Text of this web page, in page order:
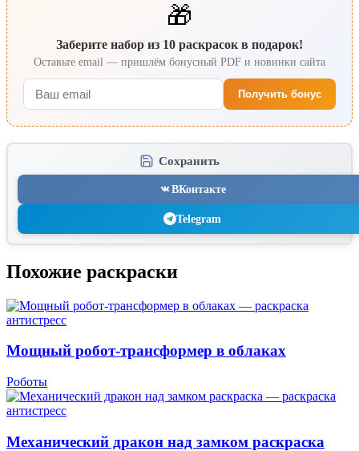
🎁
Заберите набор из 10 раскрасок в подарок!
Оставьте email — пришлём бонусный PDF и новинки сайта
Получить бонус
Сохранить
ВКонтакте
Telegram
Похожие раскраски
Мощный робот-трансформер в облаках
Роботы
Механический дракон над замком раскраска